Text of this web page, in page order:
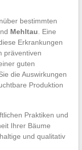
bestimmten
Mehltau. Eine
Erkrankungen
präventiven
guten
die Auswirkungen
Produktion
Praktiken und
Ihrer Bäume
und qualitativ